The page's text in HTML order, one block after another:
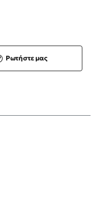
Ρωτήστε μας